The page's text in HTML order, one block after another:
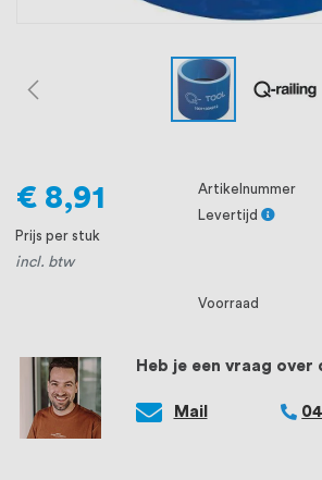
Heb je een vraag
Mail
€ 8,91
Prijs per stuk
incl. btw
Artikelnummer
Levertijd
Voorraad